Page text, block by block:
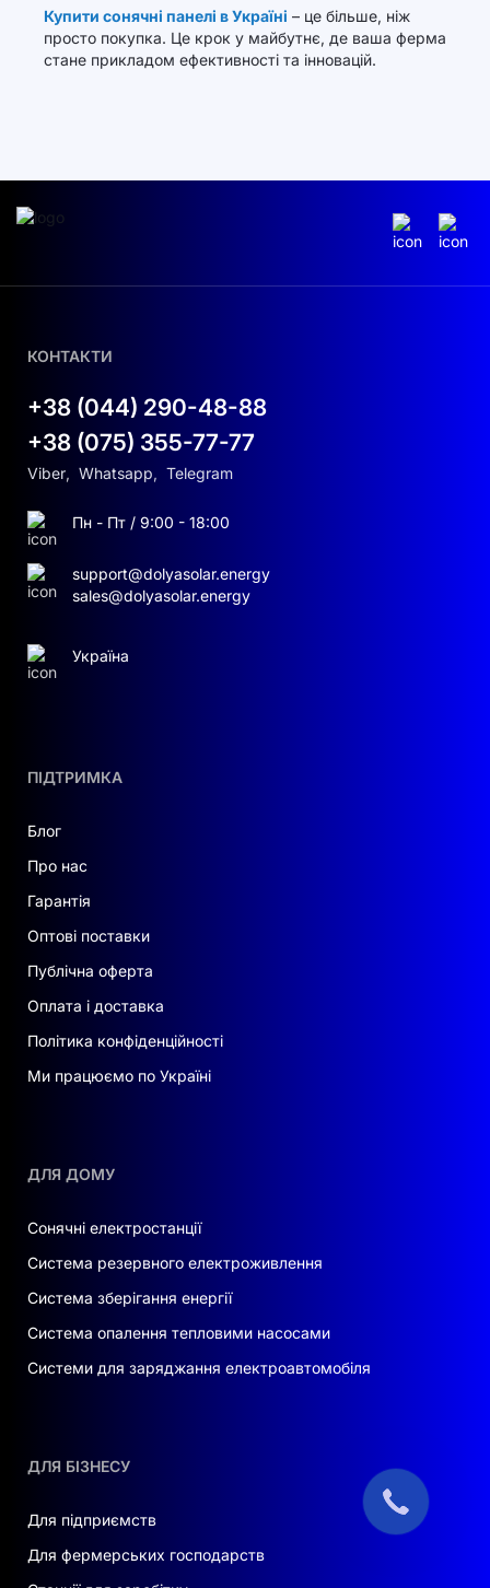
Купити сонячні панелі в Україні – це більше, ніж
просто покупка. Це крок у майбутнє, де ваша ферма
стане прикладом ефективності та інновацій.
ПІДТРИМКА
Блог
Про нас
Гарантія
Оптові поставки
Публічна оферта
Оплата і доставка
Політика конфіденційності
Ми працюємо по Україні
ДЛЯ ДОМУ
Сонячні електростанції
Система резервного електроживлення
Система зберігання енергії
Система опалення тепловими насосами
Системи для заряджання електроавтомобіля
ДЛЯ БІЗНЕСУ
Для підприємств
Для фермерських господарств
КОНТАКТИ
+38 (044) 290-48-88
+38 (075) 355-77-77
Viber, Whatsapp, Telegram
Пн - Пт / 9:00 - 18:00
support@dolyasolar.energy
sales@dolyasolar.energy
Україна